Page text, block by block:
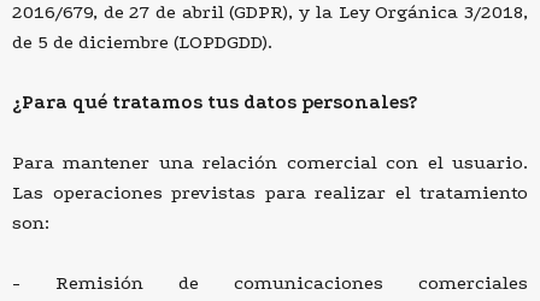
2016/679, de 27 de abril (GDPR), y la Ley Orgánica 3/2018,
de 5 de diciembre (LOPDGDD).
¿Para qué tratamos tus datos personales?
Para mantener una relación comercial con el usuario.
Las operaciones previstas para realizar el tratamiento
son:
Remisión de comunicaciones comerciales